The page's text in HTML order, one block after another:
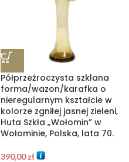
Półprzeźroczysta szklana
forma/wazon/karafka o
nieregularnym kształcie w
kolorze zgniłej jasnej zieleni,
Huta Szkła „Wołomin” w
Wołominie, Polska, lata 70.
390,00zł